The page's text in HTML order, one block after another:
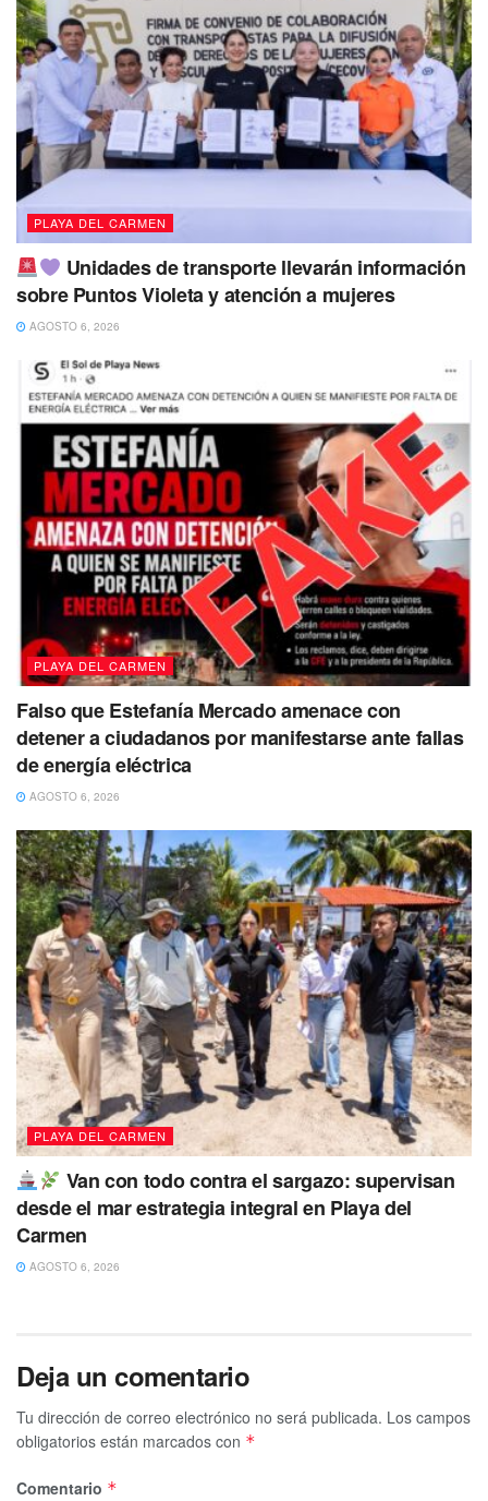
PLAYA DEL CARMEN
Unidades de transporte llevarán información
sobre Puntos Violeta y atención a mujeres
AGOSTO 6, 2026
PLAYA DEL CARMEN
Falso que Estefanía Mercado amenace con
detener a ciudadanos por manifestarse ante fallas
de energía eléctrica
AGOSTO 6, 2026
PLAYA DEL CARMEN
Van con todo contra el sargazo: supervisan
desde el mar estrategia integral en Playa del
Carmen
AGOSTO 6, 2026
Deja un comentario
Tu dirección de correo electrónico no será publicada. Los campos
obligatorios están marcados con *
Comentario *